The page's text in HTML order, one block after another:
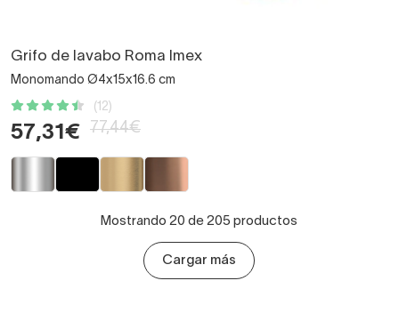
Grifo de lavabo Roma Imex
Monomando Ø4x15x16.6 cm
(12)
57,31€ 77,44€
Mostrando 20 de 205 productos
Cargar más